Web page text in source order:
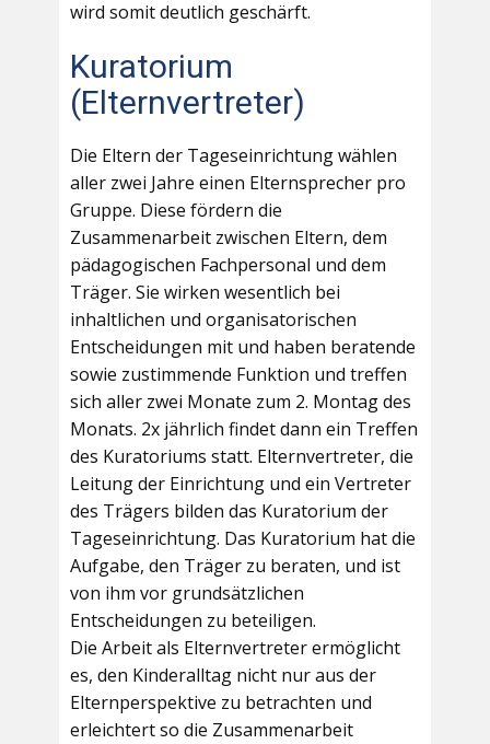
wird somit deutlich geschärft.
Kuratorium
(Elternvertreter)
Die Eltern der Tageseinrichtung wählen
aller zwei Jahre einen Elternsprecher pro
Gruppe. Diese fördern die
Zusammenarbeit zwischen Eltern, dem
pädagogischen Fachpersonal und dem
Träger. Sie wirken wesentlich bei
inhaltlichen und organisatorischen
Entscheidungen mit und haben beratende
sowie zustimmende Funktion und treffen
sich aller zwei Monate zum 2. Montag des
Monats. 2x jährlich findet dann ein Treffen
des Kuratoriums statt. Elternvertreter, die
Leitung der Einrichtung und ein Vertreter
des Trägers bilden das Kuratorium der
Tageseinrichtung. Das Kuratorium hat die
Aufgabe, den Träger zu beraten, und ist
von ihm vor grundsätzlichen
Entscheidungen zu beteiligen.
Die Arbeit als Elternvertreter ermöglicht
es, den Kinderalltag nicht nur aus der
Elternperspektive zu betrachten und
erleichtert so die Zusammenarbeit